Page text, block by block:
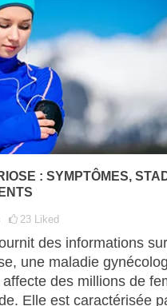
: SYMPTÔMES,
23 Liked
des informations sur
une maladie
des millions de
Elle est caractérisée